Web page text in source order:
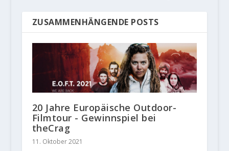
ZUSAMMENHÄNGENDE POSTS
20 Jahre Europäische Outdoor-
Filmtour - Gewinnspiel bei
theCrag
11. Oktober 2021